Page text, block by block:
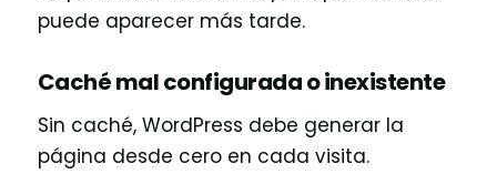
puede aparecer más tarde.
Caché mal configurada o inexistente
Sin caché, WordPress debe generar la
página desde cero en cada visita.